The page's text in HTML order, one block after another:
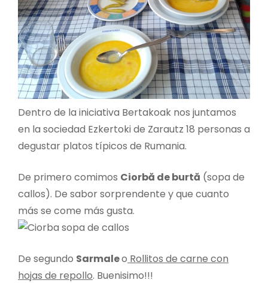
Dentro de la iniciativa Bertakoak nos juntamos
en la sociedad Ezkertoki de Zarautz 18 personas a
degustar platos típicos de Rumania.
De primero comimos Ciorbă de burtă (sopa de
callos). De sabor sorprendente y que cuanto
más se come más gusta.
De segundo Sarmaleo Rollitos de carne con
hojas de repollo. Buenisimo!!!